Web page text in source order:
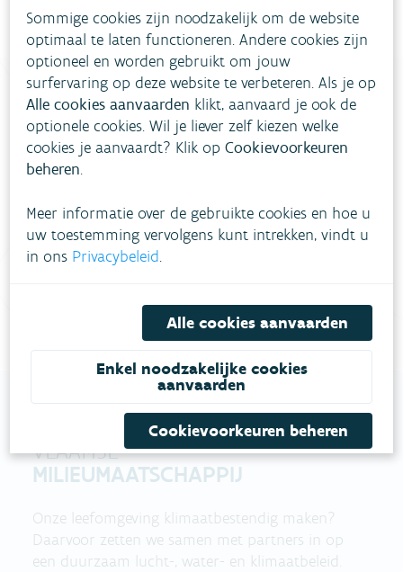
Heb je vragen?
Niet gevonden wat je zocht? Vul ons
contactformulier in
VLAAMSE
MILIEUMAATSCHAPPIJ
Onze leefomgeving klimaatbestendig maken?
Daarvoor zetten we samen met partners in op
een duurzaam lucht-, water- en klimaatbeleid.
Sommige cookies zijn noodzakelijk om de website
optimaal te laten functioneren. Andere cookies zijn
optioneel en worden gebruikt om jouw
surfervaring op deze website te verbeteren. Als je op
Alle cookies aanvaarden klikt, aanvaard je ook de
optionele cookies. Wil je liever zelf kiezen welke
cookies je aanvaardt? Klik opCookievoorkeuren
beheren.
Meer informatie over de gebruikte cookies en hoe u
uw toestemming vervolgens kunt intrekken, vindt u
in ons Privacybeleid.
Alle cookies aanvaarden
Enkel noodzakelijke cookies
aanvaarden
Cookievoorkeuren beheren